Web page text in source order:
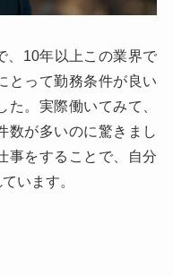
、10年以上この業界で
とって勤務条件が良い
。実際働いてみて、
数が多いのに驚きまし
事をすることで、自分
います。